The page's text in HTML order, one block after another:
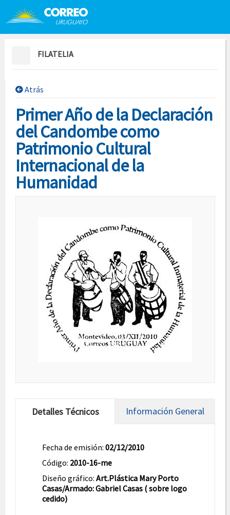
Saltar al contenido
FILATELIA
Atrás
Primer Año de la Declaración
del Candombe como
Patrimonio Cultural
Internacional de la
Humanidad
Detalles Técnicos Información General
Fecha de emisión: 02/12/2010
Código: 2010-16-me
Diseño gráfico: Art.Plástica Mary Porto
Casas/Armado: Gabriel Casas ( sobre logo
cedido)